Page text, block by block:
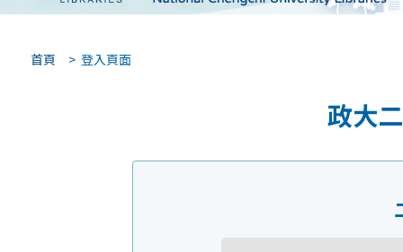
首頁 > 登入頁面
政大